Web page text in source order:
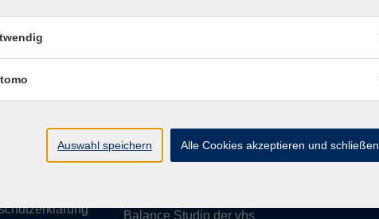
Tel. 0961 48178-0
Fax 0961 48178-55
Balance Studio der vhs
Auswahl speichern Alle Cookies akzeptieren und schließen